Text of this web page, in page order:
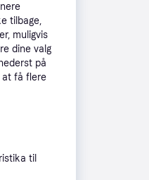
kr.
produkt
kr./md.
tilbage,
muligvis
dine valg
på
at få flere
til